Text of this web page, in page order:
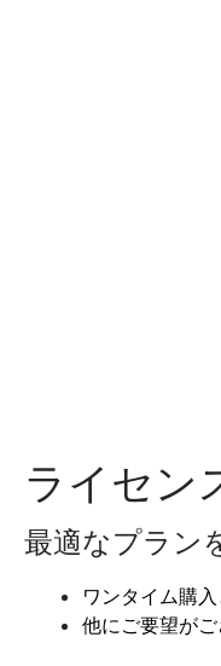
ライセン
最適なプラン
ワンタイム購
他にご要望が